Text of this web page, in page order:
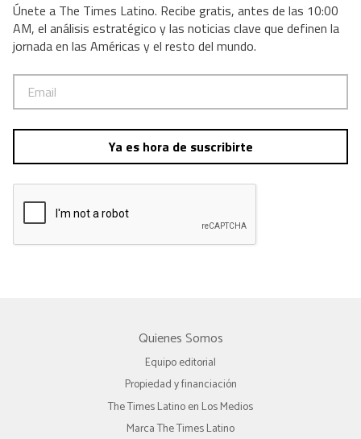
Únete a The Times Latino. Recibe gratis, antes de las 10:00
AM, el análisis estratégico y las noticias clave que definen la
jornada en las Américas y el resto del mundo.
Ya es hora de suscribirte
Quienes Somos
Equipo editorial
Propiedad y financiación
The Times Latino en Los Medios
Marca The Times Latino